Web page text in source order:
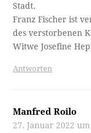
Stadt.
Franz Fischer ist
des verstorbenen
Witwe Josefine
Antworten
Manfred Roilo
27. Januar 2022